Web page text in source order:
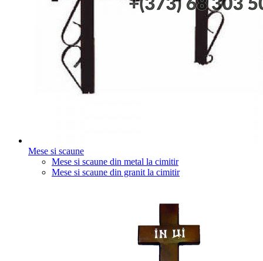
Mese si scaune
Mese si scaune din metal la cimitir
Mese si scaune din granit la cimitir